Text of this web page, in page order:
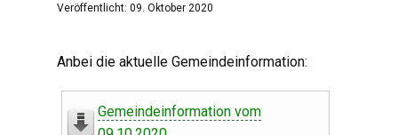
Veröffentlicht: 09. Oktober 2020
Anbei die aktuelle Gemeindeinformation:
Gemeindeinformation vom